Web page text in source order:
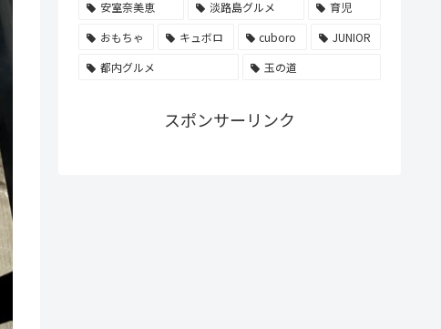
安室奈美恵 淡路島グルメ
育児
おもちゃ
キュボロ cuboro
JUNIOR
都内グルメ
玉の道
スポンサーリンク